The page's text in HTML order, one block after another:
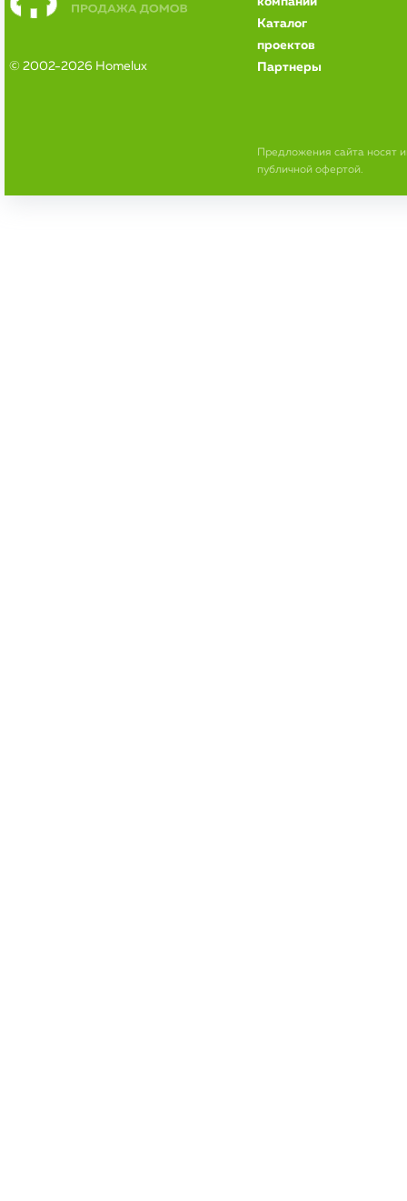
© 2002-2026 Homelux
Каталог
проектов
Партнеры
Предложения сайта носят
публичной офертой.